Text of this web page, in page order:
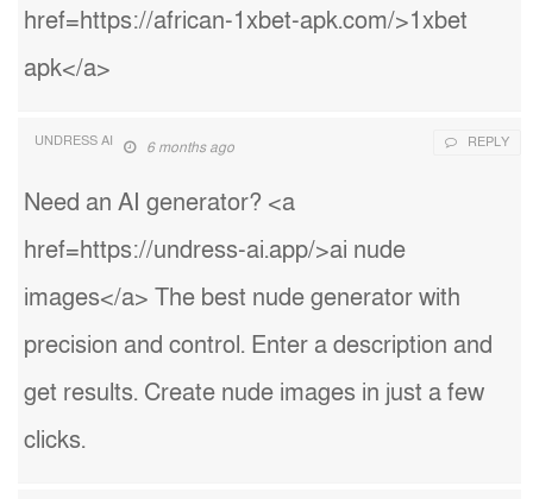
href=https://african-1xbet-apk.com/>1xbet
apk</a>
UNDRESS AI REPLY
6 months ago
Need an AI generator? <a
href=https://undress-ai.app/>ai nude
images</a> The best nude generator with
precision and control. Enter a description and
get results. Create nude images in just a few
clicks.